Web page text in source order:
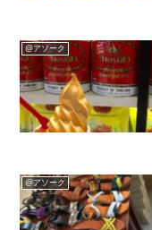
@アソーク
@アソーク